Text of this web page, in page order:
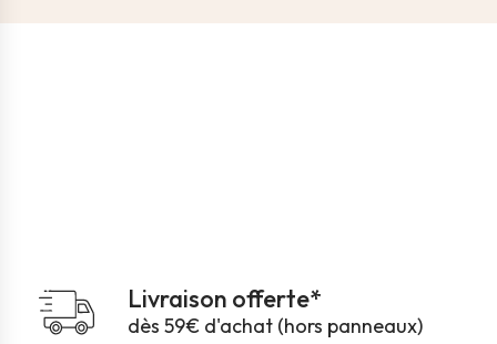
Livraison offerte*
dès 59€ d'achat (hors panneaux)